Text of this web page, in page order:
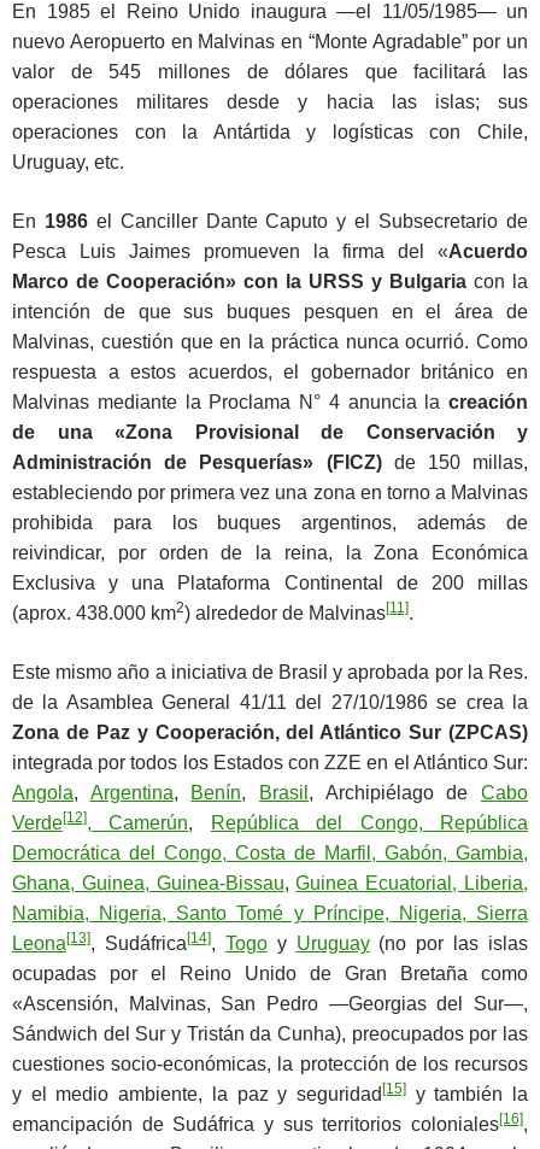
En 1985 el Reino Unido inaugura ―el 11/05/1985― un
nuevo Aeropuerto en Malvinas en “Monte Agradable” por un
valor de 545 millones de dólares que facilitará las
operaciones militares desde y hacia las islas; sus
operaciones con la Antártida y logísticas con Chile,
Uruguay, etc.
En 1986el Canciller Dante Caputo y el Subsecretario de
Pesca Luis Jaimes promueven la firma del «Acuerdo
Marco de Cooperación» con la URSS y Bulgaria con la
intención de que sus buques pesquen en el área de
Malvinas, cuestión que en la práctica nunca ocurrió. Como
respuesta a estos acuerdos, el gobernador británico en
Malvinas mediante la Proclama N° 4 anuncia la creación
de una «Zona Provisional de Conservación y
Administración de Pesquerías» (FICZ)de 150 millas,
estableciendo por primera vez una zona en torno a Malvinas
prohibida para los buques argentinos, además de
reivindicar, por orden de la reina, la Zona Económica
Exclusiva y una Plataforma Continental de 200 millas
(aprox. 438.000 km2) alrededor de Malvinas[11].
Este mismo año a iniciativa de Brasil y aprobada por la Res.
de la Asamblea General 41/11 del 27/10/1986 se crea la
Zona de Paz y Cooperación, del Atlántico Sur (ZPCAS)
integrada por todos los Estados con ZZE en el Atlántico Sur:
Angola, Argentina, Benín, Brasil , Archipiélago deCabo
Verde[12],Camerún, República del Congo,
República
Democrática del Congo, Costa de Marfil, Gabón, Gambia,
Ghana, Guinea, Guinea-Bissau,Guinea Ecuatorial, Liberia,
Namibia, Nigeria, Santo Tomé y Príncipe, Nigeria, Sierra
Leona [13], Sudáfrica[14], Togoy Uruguay(no por las islas
ocupadas por el Reino Unido de Gran Bretaña como
«Ascensión, Malvinas, San Pedro ―Georgias del Sur―,
Sándwich del Sur y Tristán da Cunha), preocupados por las
cuestiones socio-económicas, la protección de los recursos
y el medio ambiente, la paz y seguridad [15]y también la
emancipación de Sudáfrica y sus territorios coloniales[16],